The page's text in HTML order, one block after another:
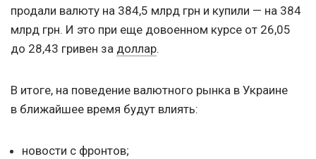
продали валюту на 384,5 млрд грн и купили — на 384
млрд грн. И это при еще довоенном курсе от 26,05
до 28,43 гривен за доллар.
В итоге, на поведение валютного рынка в Украине
в ближайшее время будут влиять:
новости с фронтов;